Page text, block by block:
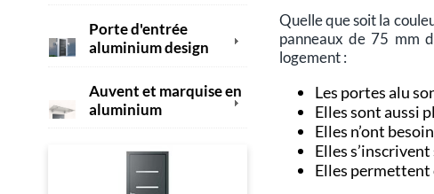
Porte d'entrée
aluminium design
Auvent et marquise en
aluminium
Quelle que soit la
panneaux de 75 mm
logement :
Les portes alu
Elles sont aussi
Elles n’ont
Elles
Elles permettent